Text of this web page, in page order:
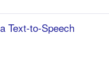
Text-to-Speech